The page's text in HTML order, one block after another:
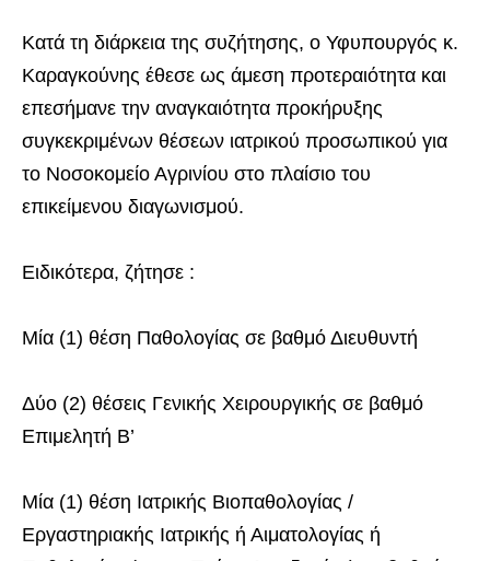
Κατά τη διάρκεια της συζήτησης, ο Υφυπουργός κ.
Καραγκούνης έθεσε ως άμεση προτεραιότητα και
επεσήμανε την αναγκαιότητα προκήρυξης
συγκεκριμένων θέσεων ιατρικού προσωπικού για
το Νοσοκομείο Αγρινίου στο πλαίσιο του
επικείμενου διαγωνισμού.
Ειδικότερα, ζήτησε :
Μία (1) θέση Παθολογίας σε βαθμό Διευθυντή
Δύο (2) θέσεις Γενικής Χειρουργικής σε βαθμό
Επιμελητή Β’
Μία (1) θέση Ιατρικής Βιοπαθολογίας /
Εργαστηριακής Ιατρικής ή Αιματολογίας ή